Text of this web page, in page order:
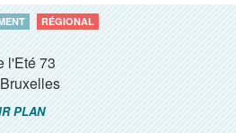
RÉGIONAL
l'Eté 73
Bruxelles
PLAN